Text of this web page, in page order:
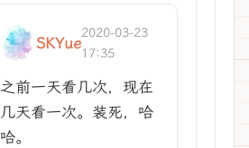
SKYue
2020-03-23
17:35
之前一天看几次，现在
几天看一次。装死，哈
哈。